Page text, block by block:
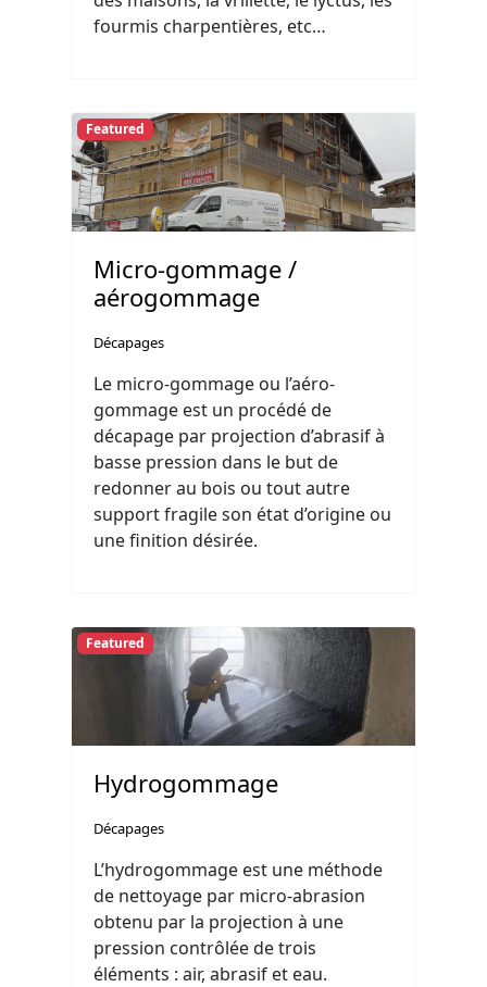
fourmis charpentières, etc…
Featured
Micro-gommage /
aérogommage
Décapages
Le micro-gommage ou l’aéro-
gommage est un procédé de
décapage par projection d’abrasif à
basse pression dans le but de
redonner au bois ou tout autre
support fragile son état d’origine ou
une finition désirée.
Featured
Hydrogommage
Décapages
L’hydrogommage est une méthode
de nettoyage par micro-abrasion
obtenu par la projection à une
pression contrôlée de trois
éléments : air, abrasif et eau.